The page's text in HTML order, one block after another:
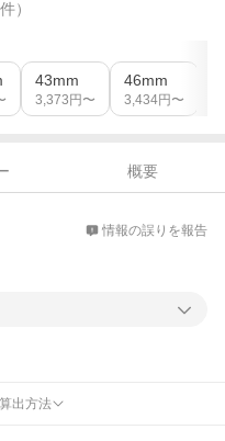
件）
43mm
3,373 円〜
46mm
3,434円〜
概要
情報の誤りを報告
出方法